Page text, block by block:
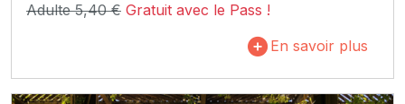
Adulte 5,40 € Gratuit avec le Pass !
En savoir plus